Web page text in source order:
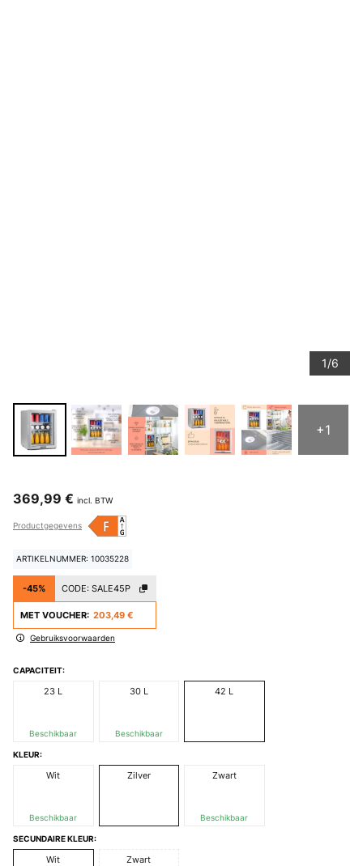
1/6
+1
369,99 € incl. BTW
Productgegevens
ARTIKELNUMMER: 10035228
-45% CODE: SALE45P
MET VOUCHER: 203,49 €
Gebruiksvoorwaarden
CAPACITEIT:
23 L
Beschikbaar
30 L
Beschikbaar
42 L
KLEUR:
Wit
Beschikbaar
Zilver Zwart
Beschikbaar
SECUNDAIRE KLEUR:
Wit Zwart